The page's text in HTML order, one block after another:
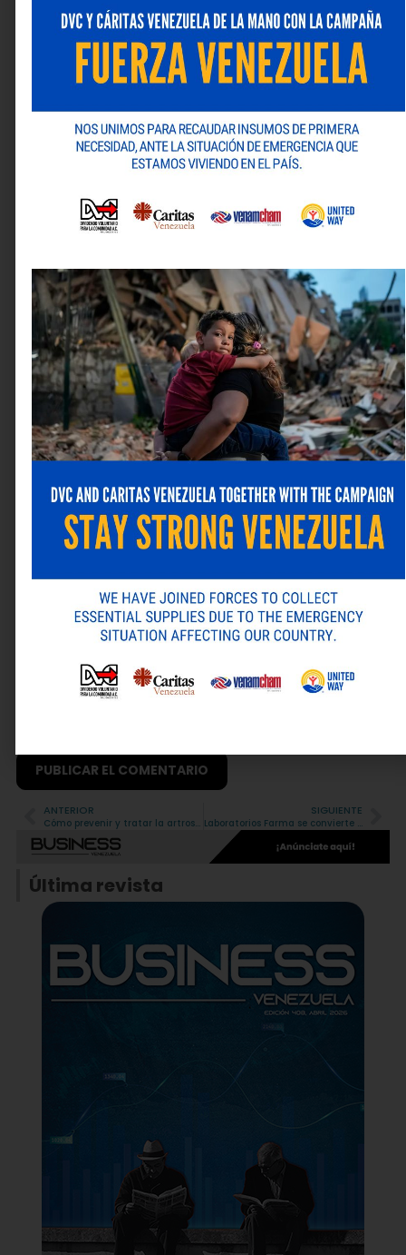
constante es una muestra del valor que la marca
otorga a su entorno, buscando soluciones para las
problemáticas que enfrentan sus vecinos.
Si quiere más información sobre la marca y su
www.natulac.comy/o sus redes sociales: Instagram
@natulacoficial) y Facebook (Natulac).
Tu dirección de correo electrónico no será publicada.
Los campos obligatorios están marcados con*
Comentario*
Nombre*
Alternative:
ANTERIOR
Cómo prevenir y tratar la artrosis y artritis a cualquier edad
SIGUIENTE
Laboratorios Farma se convierte en la primera empresa de la industria farmacéutica en capacitarse y certificarse en Economía Circular
Última revista